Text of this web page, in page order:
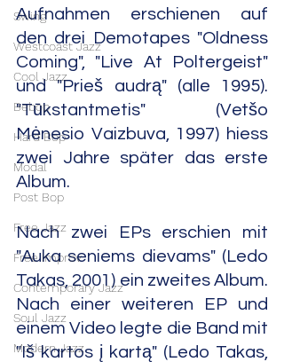
Swing
Westcoast Jazz
Cool Jazz
Bebop
Hard Bop
Modal
Post Bop
Free Jazz
Free Improv
Contemporary Jazz
Soul Jazz
Modern Jazz
Aufnahmen erschienen auf
den drei Demotapes "Oldness
Coming", "Live At Poltergeist"
und "Prieš audrą" (alle 1995).
"Tūkstantmetis" (Vetšo
Mėnesio Vaizbuva, 1997) hiess
zwei Jahre später das erste
Album.
Nach zwei EPs erschien mit
"Auka seniems dievams" (Ledo
Takas, 2001) ein zweites Album.
Nach einer weiteren EP und
einem Video legte die Band mit
"Iš kartos į kartą" (Ledo Takas,